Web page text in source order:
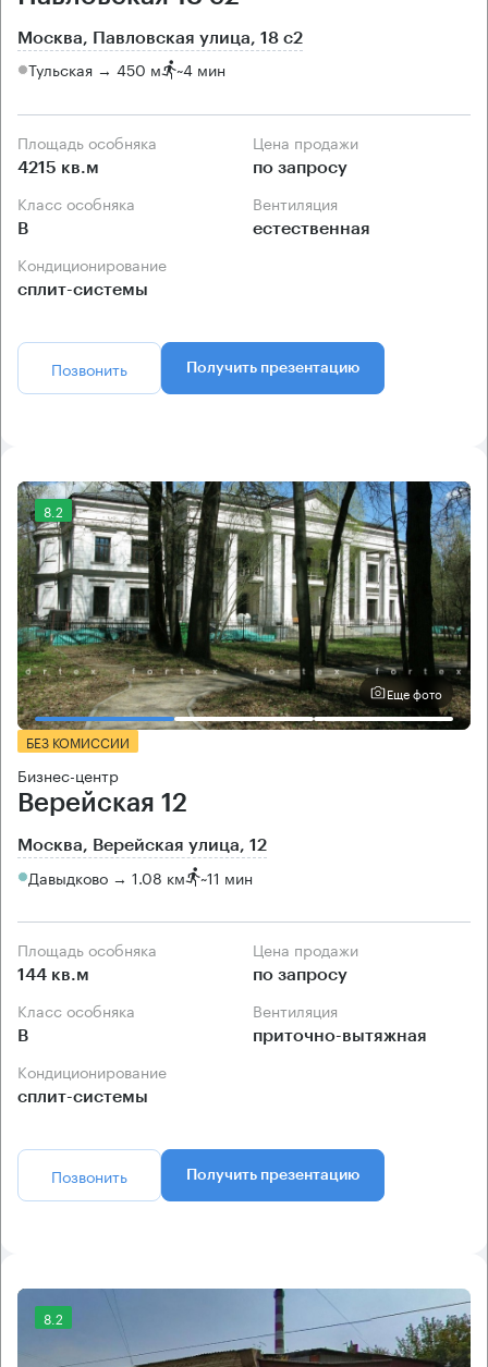
Москва, Павловская улица, 18 с2
Тульская → 450 м ~4 мин
Площадь особняка
4215 кв.м
Цена продажи
по запросу
Класс особняка
B
Вентиляция
естественная
Кондиционирование
сплит-системы
Позвонить Получить презентацию
8.2
Еще фото
БЕЗ КОМИССИИ
Бизнес-центр
Верейская 12
Москва, Верейская улица, 12
Давыдково → 1.08 км ~11 мин
Площадь особняка
144 кв.м
Цена продажи
по запросу
Класс особняка
B
Вентиляция
приточно-вытяжная
Кондиционирование
сплит-системы
Позвонить Получить презентацию
8.2